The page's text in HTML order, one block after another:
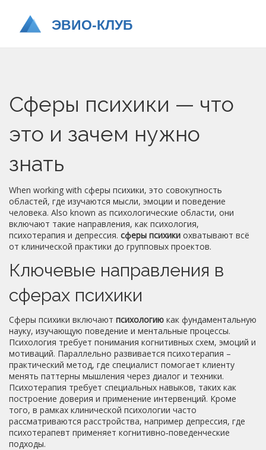
Сферы психики — что
это и зачем нужно
знать
When working with сферы психики, это совокупность
областей, где изучаются мысли, эмоции и поведение
человека. Also known as психологические области, они
включают такие направления, как психология,
психотерапия и депрессия. сферы психики охватывают всё
от клинической практики до групповых проектов.
Ключевые направления в
сферах психики
Сферы психики включают психологию как фундаментальную
науку, изучающую поведение и ментальные процессы.
Психология требует понимания когнитивных схем, эмоций и
мотиваций. Параллельно развивается психотерапия –
практический метод, где специалист помогает клиенту
менять паттерны мышления через диалог и техники.
Психотерапия требует специальных навыков, таких как
построение доверия и применение интервенций. Кроме
того, в рамках клинической психологии часто
рассматриваются расстройства, например депрессия, где
психотерапевт применяет когнитивно‑поведенческие
подходы.